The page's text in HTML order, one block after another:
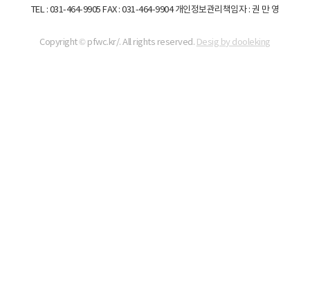
TEL : 031-464-9905FAX : 031-464-9904 개인정보관리책임자 : 권 만 영
Copyright © pfwc.kr/. All rights reserved. Desig by dooleking